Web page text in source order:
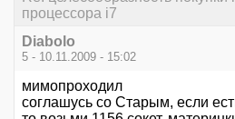
процессора i7
Diabolo
5 - 10.11.2009 - 15:02
мимопроходил
соглашусь со Старым, если